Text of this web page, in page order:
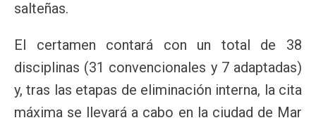
salteñas.
El certamen contará con un total de 38
disciplinas (31 convencionales y 7 adaptadas)
y, tras las etapas de eliminación interna, la cita
máxima se llevará a cabo en la ciudad de Mar